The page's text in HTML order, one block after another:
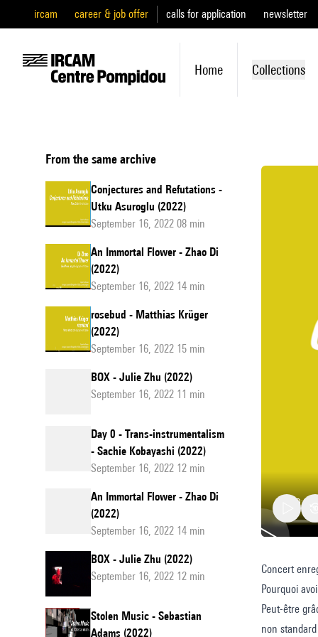
ircam career & job offer calls for application newsletter
Home Collections
From the same archive
Conjectures and Refutations -
Utku Asuroglu (2022)
September 16, 2022 08 min
An Immortal Flower - Zhao Di
(2022)
September 16, 2022 14 min
rosebud - Matthias Krüger
(2022)
September 16, 2022 15 min
BOX - Julie Zhu (2022)
September 16, 2022 11 min
Day 0 - Trans-instrumentalism
- Sachie Kobayashi (2022)
September 16, 2022 12 min
An Immortal Flower - Zhao Di
(2022)
September 16, 2022 14 min
BOX - Julie Zhu (2022)
September 16, 2022 12 min
Stolen Music - Sebastian
Adams (2022)
Ghost
Ghost
Concert
Pourquoi
Peut-être
non